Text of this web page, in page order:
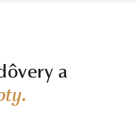
a